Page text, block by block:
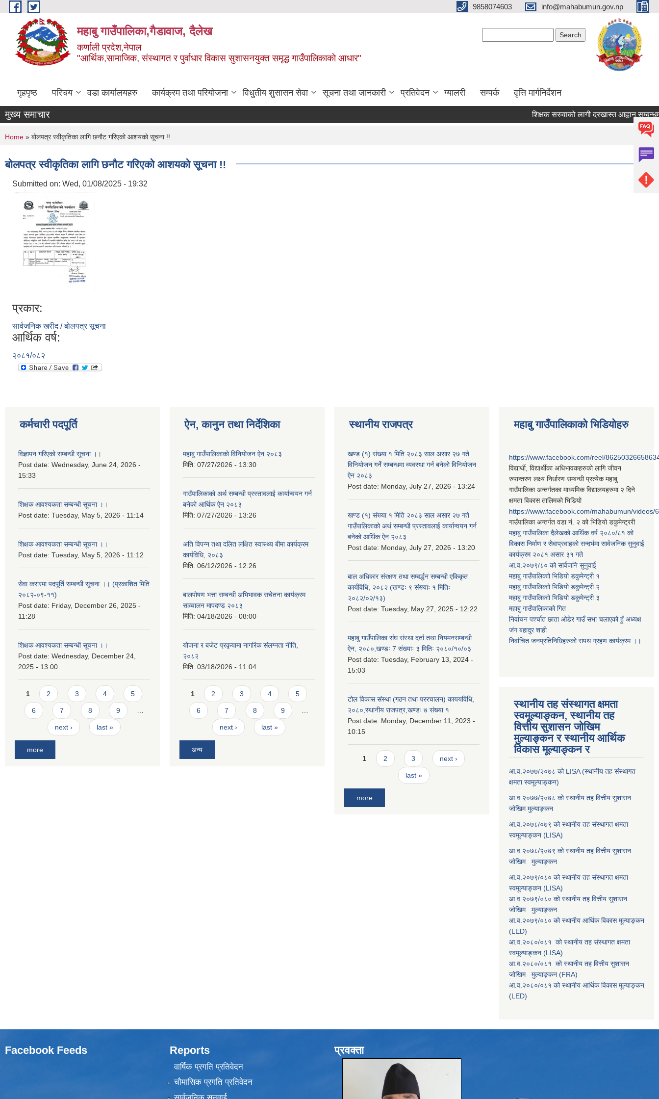
Skip to main content 9858074603 info@mahabumun.gov.np
महाबु गाउँपालिका,गैडावाज, दैलेख
कर्णाली प्रदेश,नेपाल
"आर्थिक,सामाजिक, संस्थागत र पुर्वाधार विकास सुशासनयुक्त समृद्ध गाउँपालिकाकाे आधार"
गृहपृष्ठ परिचय वडा कार्यालयहरु कार्यक्रम तथा परियोजना विधुतीय शुसासन सेवा सूचना तथा जानकारी प्रतिवेदन ग्यालरी सम्पर्क वृत्ति मार्गनिर्देशन
मुख्य समाचार शिक्षक सरुवाको लागी दरखास्त आह्वान सम्बन्धमा ।।
You are here
Home » बोलपत्र स्वीकृतिका लागि छनौट गरिएको आशयको सूचना !!
बोलपत्र स्वीकृतिका लागि छनौट गरिएको आशयको सूचना !!
Submitted on: Wed, 01/08/2025 - 19:32
प्रकार:
सार्वजनिक खरीद / बोलपत्र सूचना
आर्थिक वर्ष:
२०८१/०८२
कर्मचारी पदपूर्ति
विज्ञापन गरिएको सम्बन्धी सूचना ।।
Post date: Wednesday, June 24, 2026 -
15:33
शिक्षक आवश्यकता सम्बन्धी सूचना ।।
Post date: Tuesday, May 5, 2026 - 11:14
शिक्षक आवश्यकता सम्बन्धी सूचना ।।
Post date: Tuesday, May 5, 2026 - 11:12
सेवा करारमा पदपूर्ति सम्बन्धी सूचना ।। (प्रकाशित मिति
२०८२-०९-११)
Post date: Friday, December 26, 2025 -
11:28
शिक्षक आवश्यकता सम्बन्धी सूचना ।।
Post date: Wednesday, December 24,
2025 - 13:00
Pages
1 2 3 4 5
6 7 8 9
next › last »
more
ऐन, कानुन तथा निर्देशिका
महाबु गाउँपालिकाको विनियोजन ऐन २०८३
मिति: 07/27/2026 - 13:30
गाउँपालिकाको अर्थ सम्बन्धी प्रस्तावलाई कार्यान्वयन गर्न
बनेको आर्थिक ऐन २०८३
मिति: 07/27/2026 - 13:26
अति विपन्न तथा दलित लक्षित स्वास्थ्य बीमा कार्यक्रम
कार्यविधि, २०८३
मिति: 06/12/2026 - 12:26
बालपोषण भत्ता सम्बन्धी अभिभावक सचेतना कार्यक्रम
सञ्चालन मापदण्ड २०८३
मिति: 04/18/2026 - 08:00
योजना र बजेट प्रकृयामा नागरिक संलग्नता नीति,
२०८२
मिति: 03/18/2026 - 11:04
Pages
1 2 3 4 5
6 7 8 9
next › last »
अन्य
स्थानीय राजपत्र
खण्ड (१) संख्या १ मिति २०८३ साल असार २७ गते
विनियोजन गर्ने सम्बन्धमा व्यवस्था गर्न बनेको विनियोजन
ऐन २०८३
Post date: Monday, July 27, 2026 - 13:24
खण्ड (१) संख्या १ मिति २०८३ साल असार २७ गते
गाउँपालिकाको अर्थ सम्बन्धी प्रस्तावलाई कार्यान्वयन गर्न
बनेको आर्थिक ऐन २०८३
Post date: Monday, July 27, 2026 - 13:20
बाल अधिकार संरक्षण तथा सम्वर्द्धन सम्बन्धी एकिकृत
कार्यविधि, २०८२ (खण्डः ९ संख्याः १ मितिः
२०८२/०२/१३)
Post date: Tuesday, May 27, 2025 - 12:22
महाबु गाउँपालिका संघ संस्था दर्ता तथा नियमनसम्बन्धी
ऐन, २०८०,खण्डः 7 संख्याः ३ मितिः २०८०/१०/०३
Post date: Tuesday, February 13, 2024 -
15:03
टोल विकास संस्था (गठन तथा पररचालन) काययविधि,
२०८०,स्थानीय राजपत्र,खण्डः ७ संख्या १
Post date: Monday, December 11, 2023 -
10:15
Pages
1 2 3 next ›
last »
more
महाबु गाउँपालिकाको भिडियोहरु
https://www.facebook.com/reel/
विद्यार्थी, विद्यार्थीका अधिभावकहरुको लागि जीवन
रुपान्तरण लक्ष्य निर्धारण सम्बन्धी प्रत्येक महाबु
गाउँपालिका अन्तर्गतका माध्यमिक विद्यालयहरुमा २ दिने
क्षमता विकास तालिमको भिडियो
https://www.facebook.com/mahabumun/videos/
गाउँपालिका अन्तर्गत वडा नं. २ को भिडियो डकुमेन्ट्ररी
महाबु गाउँपालिका दैलेखको आर्थिक वर्ष २०८०/८१ को
विकास निर्माण र सेवाप्रवाहको सन्दर्भमा सार्वजनिक सुनुवाई
कार्यक्रम २०८१ असार ३१ गते
आ.व.२०७९/८० को सार्वजनि सुनुवाई
महाबु गाउँपालिकाो भिडियो डकुमेन्ट्री १
महाबु गाउँपालिकाो भिडियो डकुमेन्ट्री २
महाबु गाउँपालिकाो भिडियो डकुमेन्ट्री ३
महाबु गाउँपालिकाको गित
निर्वाचन पर्श्चात छाता ओडेर गाउँ सभा चलाएको हुँ अध्यक्ष
जंग बहादुर शाही
निर्वाचित जनप्रतिनिधिहरुको सपथ ग्रहण कार्यक्रम ।।
स्थानीय तह संस्थागत क्षमता
स्वमूल्याङ्कन, स्थानीय तह
वित्तीय सुशासन जोखिम
मुल्याङ्कन र स्थानीय आर्थिक
विकास मूल्याङ्कन र
आ.व.२०७७/२०७८ को LISA (स्थानीय तह संस्थागत
क्षमता स्वमूल्याङ्कन)
आ.व.२०७७/२०७८ को स्थानीय तह वित्तीय सुशासन
जोखिम मुल्याङ्कन
आ.व.२०७८/०७९ को स्थानीय तह संस्थागत क्षमता
स्वमूल्याङ्कन (LISA)
आ.व.२०७८/२०७९ को स्थानीय तह वित्तीय सुशासन
जोखिम मुल्याङ्कन
आ.व.२०७९/०८० को स्थानीय तह संस्थागत क्षमता
स्वमूल्याङ्कन (LISA)
आ.व.२०७९/०८० को स्थानीय तह वित्तीय सुशासन
जोखिम मुल्याङ्कन
आ.व.२०७९/०८० को स्थानीय आर्थिक विकास मूल्याङ्कन
(LED)
आ.व.२०८०/०८१ को स्थानीय तह संस्थागत क्षमता
स्वमूल्याङ्कन (LISA)
आ.व.२०८०/०८१ को स्थानीय तह वित्तीय सुशासन
जोखिम मुल्याङ्कन (FRA)
आ.व.२०८०/०८१ को स्थानीय आर्थिक विकास मूल्याङ्कन
(LED)
Facebook Feeds Reports
वार्षिक प्रगति प्रतिवेदन
चौमासिक प्रगति प्रतिवेदन
प्रवक्ता